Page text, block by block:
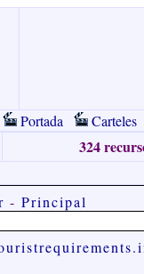
Portada Carteles
324
- Principal